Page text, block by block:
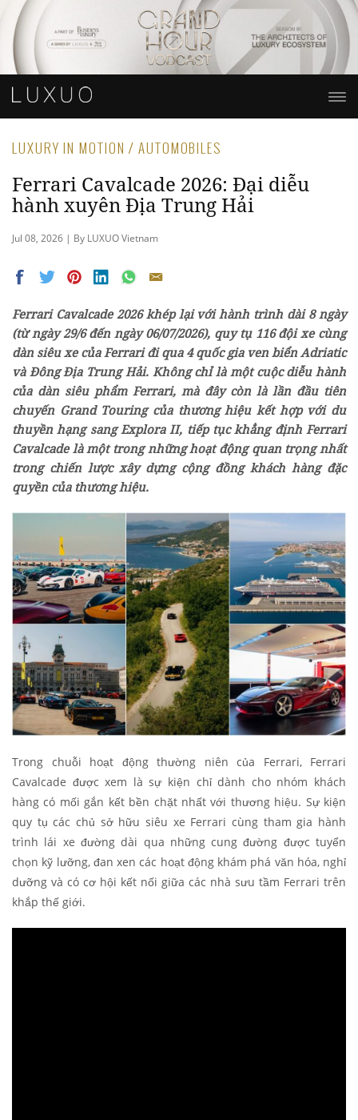
LUXURY IN MOTION / AUTOMOBILES
Ferrari Cavalcade 2026: Đại diễu
hành xuyên Địa Trung Hải
Jul 08, 2026 | By LUXUO Vietnam
Ferrari Cavalcade 2026 khép lại với hành trình dài 8 ngày
(từ ngày 29/6 đến ngày 06/07/2026), quy tụ 116 đội xe cùng
dàn siêu xe của Ferrari đi qua 4 quốc gia ven biển Adriatic
và Đông Địa Trung Hải. Không chỉ là một cuộc diễu hành
của dàn siêu phẩm Ferrari, mà đây còn là lần đầu tiên
chuyến Grand Touring của thương hiệu kết hợp với du
thuyền hạng sang Explora II, tiếp tục khẳng định Ferrari
Cavalcade là một trong những hoạt động quan trọng nhất
trong chiến lược xây dựng cộng đồng khách hàng đặc
quyền của thương hiệu.
Trong chuỗi hoạt động thường niên của Ferrari, Ferrari
Cavalcade được xem là sự kiện chỉ dành cho nhóm khách
hàng có mối gắn kết bền chặt nhất với thương hiệu. Sự kiện
quy tụ các chủ sở hữu siêu xe Ferrari cùng tham gia hành
trình lái xe đường dài qua những cung đường được tuyển
chọn kỹ lưỡng, đan xen các hoạt động khám phá văn hóa, nghỉ
dưỡng và có cơ hội kết nối giữa các nhà sưu tầm Ferrari trên
khắp thế giới.